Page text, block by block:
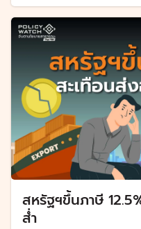
สหรัฐฯขึ้นภาษี
ส่ำ